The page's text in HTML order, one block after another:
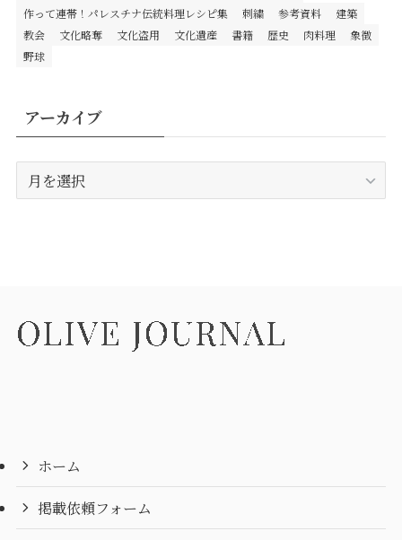
作って連帯！パレスチナ伝統料理レシピ集
刺繍 参考資料
建築
教会
文化略奪 文化盗用 文化遺産 書籍 歴史 肉料理
象徴
野球
アーカイブ
ー
ホーム
掲載依頼フォーム